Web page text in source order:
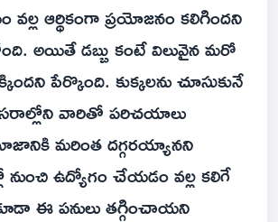
ఆర్థికంగా ప్రయోజనం కలిగిందని
అయితే డబ్బు కంటే విలువైన మరో
పేర్కొంది. కుక్కలను చూసుకునే
వారితో పరిచయాలు
మరింత దగ్గరయ్యానని
నుంచి ఉద్యోగం చేయడం వల్ల కలిగే
ఈ పనులు తగ్గించాయని